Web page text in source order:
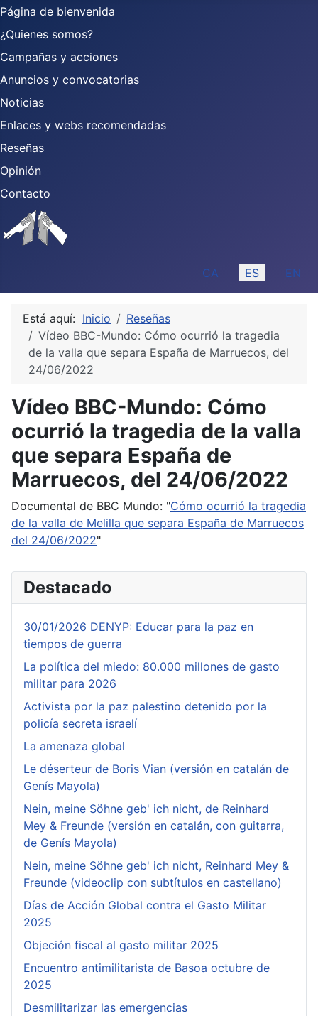
Página de bienvenida
¿Quienes somos?
Campañas y acciones
Anuncios y convocatorias
Noticias
Enlaces y webs recomendadas
Reseñas
Opinión
Contacto
Seleccione su idioma
CA ES EN
Está aquí: Inicio
Reseñas
Vídeo BBC-Mundo: Cómo ocurrió la tragedia
de la valla que separa España de Marruecos, del
24/06/2022
Vídeo BBC-Mundo: Cómo
ocurrió la tragedia de la valla
que separa España de
Marruecos, del 24/06/2022
Documental de BBC Mundo: "Cómo ocurrió la tragedia
de la valla de Melilla que separa España de Marruecos
del 24/06/2022"
Destacado
30/01/2026 DENYP: Educar para la paz en
tiempos de guerra
La política del miedo: 80.000 millones de gasto
militar para 2026
Activista por la paz palestino detenido por la
policía secreta israelí
La amenaza global
Le déserteur de Boris Vian (versión en catalán de
Genís Mayola)
Nein, meine Söhne geb' ich nicht, de Reinhard
Mey & Freunde (versión en catalán, con guitarra,
de Genís Mayola)
Nein, meine Söhne geb' ich nicht, Reinhard Mey &
Freunde (videoclip con subtítulos en castellano)
Días de Acción Global contra el Gasto Militar
2025
Objeción fiscal al gasto militar 2025
Encuentro antimilitarista de Basoa octubre de
2025
Desmilitarizar las emergencias